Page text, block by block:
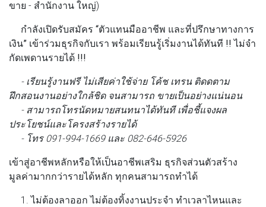
ขาย - สํานักงาน ใหญ่)
กําลังเปิดรับสมัคร “ตัวแทนมืออาชีพ และที่ปรึกษาทางการ
เงิน” เข้าร่วมธุรกิจกับเรา พร้อมเรียนรู้เริ่มงานได้ทันที !! ไม่จํา
กัดเพดานรายได้ !!!
- เรียนรู้งานฟรี ไม่เสียค่าใช้จ่าย โค้ช เทรน ติดดตาม
ฝึกสอนงานอย่างใกล้ชิด จนสามารถ ขายเป็นอย่างแน่นอน
- สามารถโทรนัดหมายสนทนาได้ทันที เพื่อชี้แจงผล
ประโยชน์และโครงสร้างรายได้
- โทร 091-994-1669 และ 082-646-5926
เข้าสู่อาชีพหลักหรือให้เป็นอาชีพเสริม ธุรกิจส่วนตัวสร้าง
มูลค่ามากกว่ารายได้หลัก ทุกคนสามารถทําได้
1. ไม่ต้องลาออก ไม่ต้องทิ้งงานประจํา ทําเวลาไหนและ